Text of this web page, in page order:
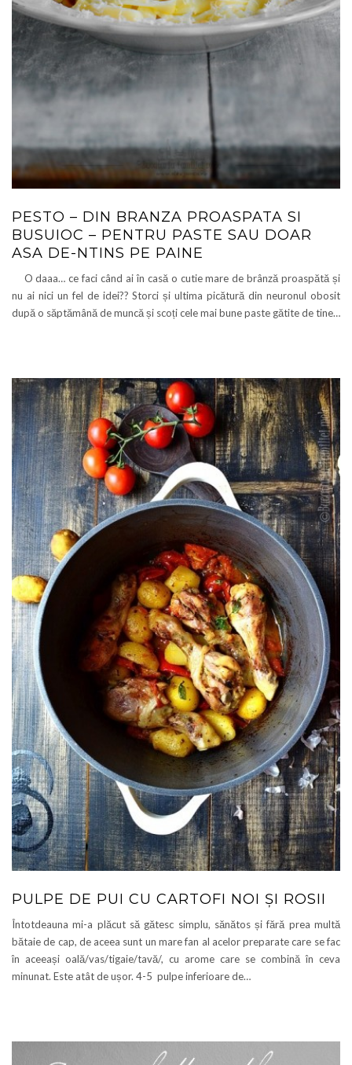
PESTO – DIN BRANZA PROASPATA SI
BUSUIOC – PENTRU PASTE SAU DOAR
ASA DE-NTINS PE PAINE
O daaa… ce faci când ai în casă o cutie mare de brânză proaspătă și
nu ai nici un fel de idei?? Storci și ultima picătură din neuronul obosit
după o săptămână de muncă și scoți cele mai bune paste gătite de tine…
PULPE DE PUI CU CARTOFI NOI ȘI ROSII
Întotdeauna mi-a plăcut să gătesc simplu, sănătos și fără prea multă
bătaie de cap, de aceea sunt un mare fan al acelor preparate care se fac
în aceeași oală/vas/tigaie/tavă/, cu arome care se combină în ceva
minunat. Este atât de ușor. 4-5 pulpe inferioare de…